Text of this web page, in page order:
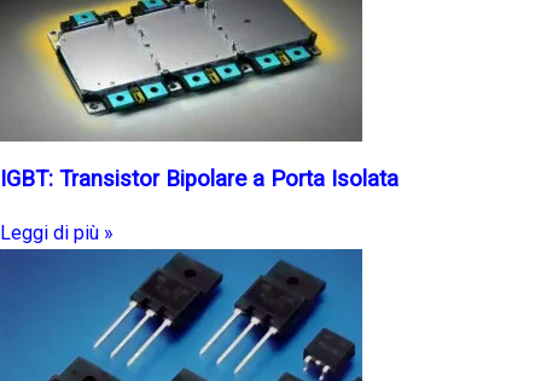
IGBT: Transistor Bipolare a Porta Isolata
Leggi di più »